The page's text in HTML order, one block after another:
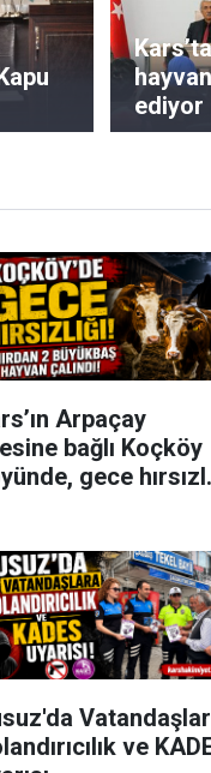
ediyor
Arpaçay
bağlı Koçköy
gece
ve